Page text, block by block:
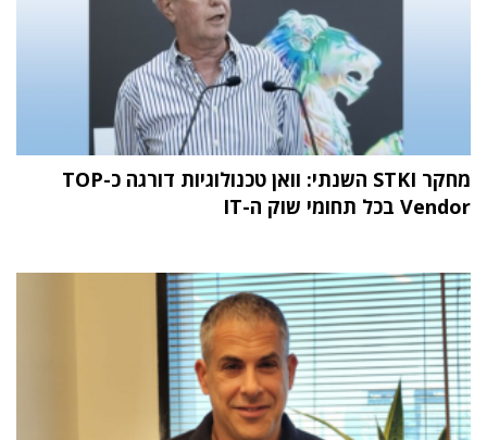
מחקר STKI השנתי: וואן טכנולוגיות דורגה כ-TOP
Vendor בכל תחומי שוק ה-IT